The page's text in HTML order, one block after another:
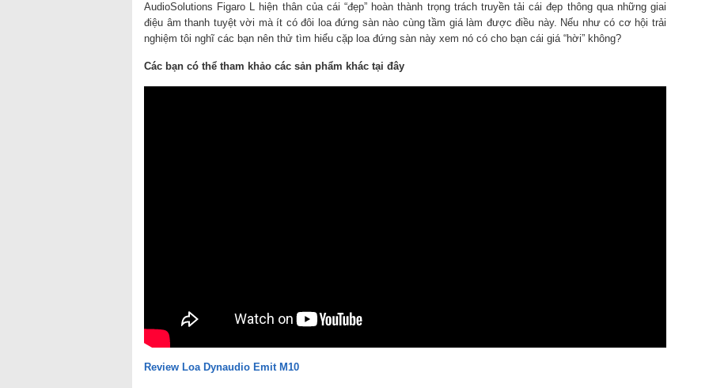
AudioSolutions Figaro L hiện thân của cái “đẹp” hoàn thành trọng trách truyền tải cái đẹp thông qua những giai
điệu âm thanh tuyệt vời mà ít có đôi loa đứng sàn nào cùng tầm giá làm được điều này. Nếu như có cơ hội trải
nghiệm tôi nghĩ các bạn nên thử tìm hiểu cặp loa đứng sàn này xem nó có cho bạn cái giá “hời” không?
Các bạn có thể tham khảo các sản phẩm khác tại đây
Review Loa Dynaudio Emit M10